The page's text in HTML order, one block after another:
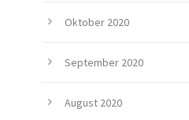
Oktober 2020
September 2020
August 2020